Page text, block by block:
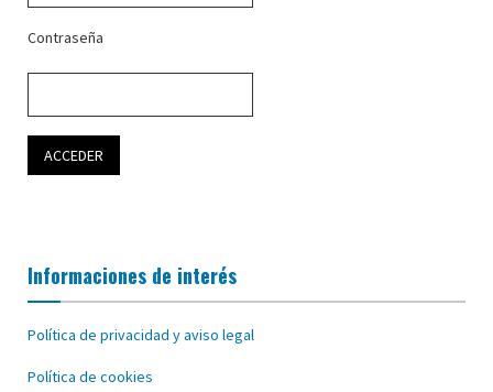
Contraseña
Informaciones de interés
Política de privacidad y aviso legal
Política de cookies